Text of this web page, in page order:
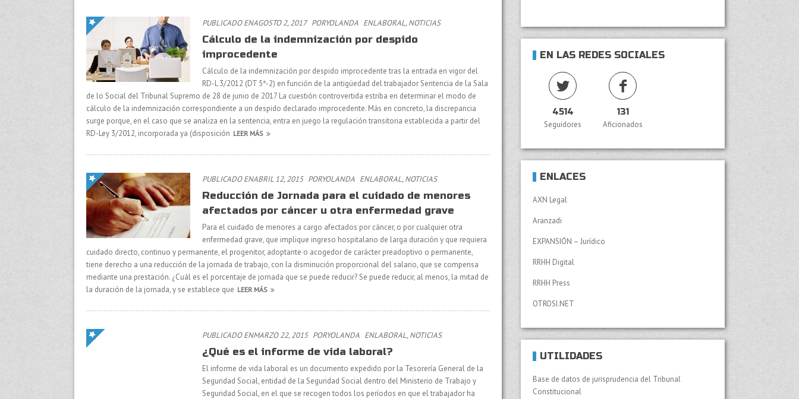
PUBLICADO ENAGOSTO 2, 2017 PORYOLANDA ENLABORAL,NOTICIAS
Cálculo de la indemnización por despido
improcedente
Cálculo de la indemnización por despido improcedente tras la entrada en vigor del
RD-L 3/2012 (DT 5ª-2) en función de la antigüedad del trabajador Sentencia de la Sala
de lo Social del Tribunal Supremo de 28 de junio de 2017 La cuestión controvertida estriba en determinar el modo de
cálculo de la indemnización correspondiente a un despido declarado improcedente. Más en concreto, la discrepancia
surge porque, en el caso que se analiza en la sentencia, entra en juego la regulación transitoria establecida a partir del
RD-Ley 3/2012, incorporada ya (disposición LEER MÁS
PUBLICADO ENABRIL 12, 2015 PORYOLANDA ENLABORAL,NOTICIAS
Reducción de Jornada para el cuidado de menores
afectados por cáncer u otra enfermedad grave
Para el cuidado de menores a cargo afectados por cáncer, o por cualquier otra
enfermedad grave, que implique ingreso hospitalario de larga duración y que requiera
cuidado directo, continuo y permanente, el progenitor, adoptante o acogedor de carácter preadoptivo o permanente,
tiene derecho a una reducción de la jornada de trabajo, con la disminución proporcional del salario, que se compensa
mediante una prestación. ¿Cuál es el porcentaje de jornada que se puede reducir? Se puede reducir, al menos, la mitad de
la duración de la jornada, y se establece que LEER MÁS
PUBLICADO ENMARZO 22, 2015 PORYOLANDA ENLABORAL,NOTICIAS
¿Qué es el informe de vida laboral?
El informe de vida laboral es un documento expedido por la Tesorería General de la
Seguridad Social, entidad de la Seguridad Social dentro del Ministerio de Trabajo y
Seguridad Social, en el que se recogen todos los períodos en que el trabajador ha
EN LAS REDES SOCIALES
4514
Seguidores
131
Aficionados
ENLACES
AXN Legal
Aranzadi
EXPANSIÓN – Jurídico
RRHH Digital
RRHH Press
OTROSI.NET
UTILIDADES
Base de datos de jurisprudencia del Tribunal
Constitucional